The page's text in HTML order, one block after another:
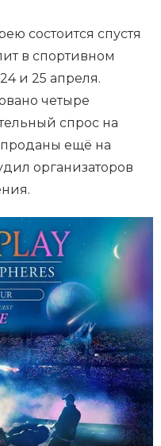
состоится спустя
в спортивном
24 и 25 апреля.
четыре
спрос на
ещё на
организаторов